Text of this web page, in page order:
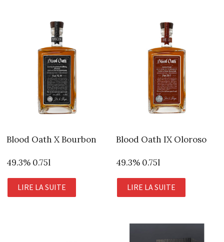
Blood Oath X Bourbon
49.3% 0.75l
LIRE LA SUITE
Blood Oath IX Oloroso
49.3% 0.75l
LIRE LA SUITE